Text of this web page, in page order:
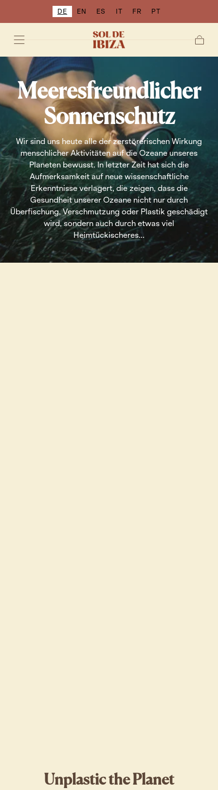
ZUM INHALT
SPRINGEN
DE EN ES IT FR PT
Meeresfreundlicher
Sonnenschutz
Wir sind uns heute alle der zerstörerischen Wirkung
menschlicher Aktivitäten auf die Ozeane unseres
Planeten bewusst. In letzter Zeit hat sich die
Aufmerksamkeit auf neue wissenschaftliche
Erkenntnisse verlagert, die zeigen, dass die
Gesundheit unserer Ozeane nicht nur durch
Überfischung, Verschmutzung oder Plastik geschädigt
wird, sondern auch durch etwas viel
Heimtückischeres...
Unplastic the Planet